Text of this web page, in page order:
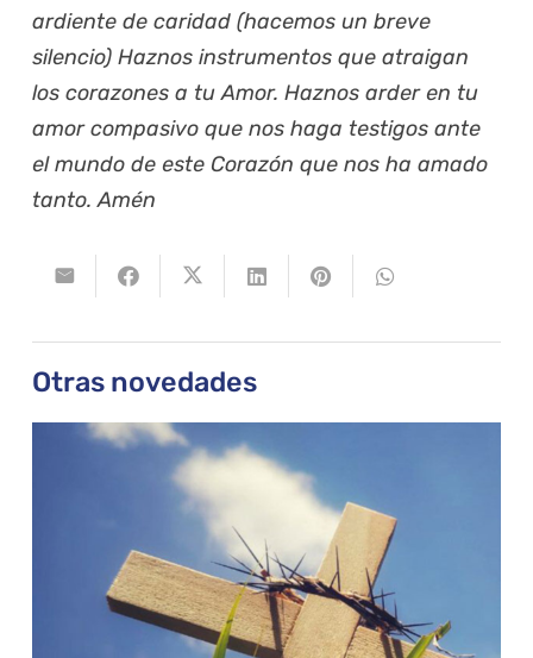
ardiente de caridad (hacemos un breve
silencio) Haznos instrumentos que atraigan
los corazones a tu Amor. Haznos arder en tu
amor compasivo que nos haga testigos ante
el mundo de este Corazón que nos ha amado
tanto. Amén
Otras novedades